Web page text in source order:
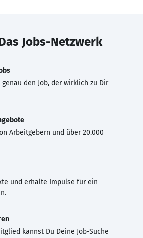
Jobs-Netzwerk
genau den Job, der wirklich zu Dir
Arbeitgebern und über 20.000
und erhalte Impulse für ein
kannst Du Deine Job-Suche